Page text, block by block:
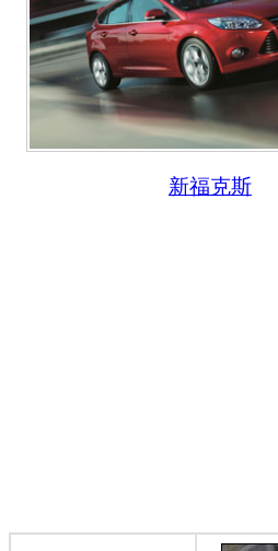
新福克斯